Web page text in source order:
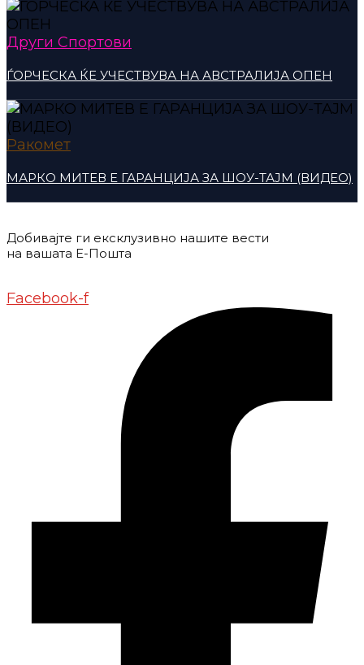
Други Спортови
ЃОРЧЕСКА ЌЕ УЧЕСТВУВА НА АВСТРАЛИЈА ОПЕН
Ракомет
МАРКО МИТЕВ Е ГАРАНЦИЈА ЗА ШОУ-ТАЈМ (ВИДЕО)
Добивајте ги ексклузивно нашите вести
на вашата Е-Пошта
Facebook-f